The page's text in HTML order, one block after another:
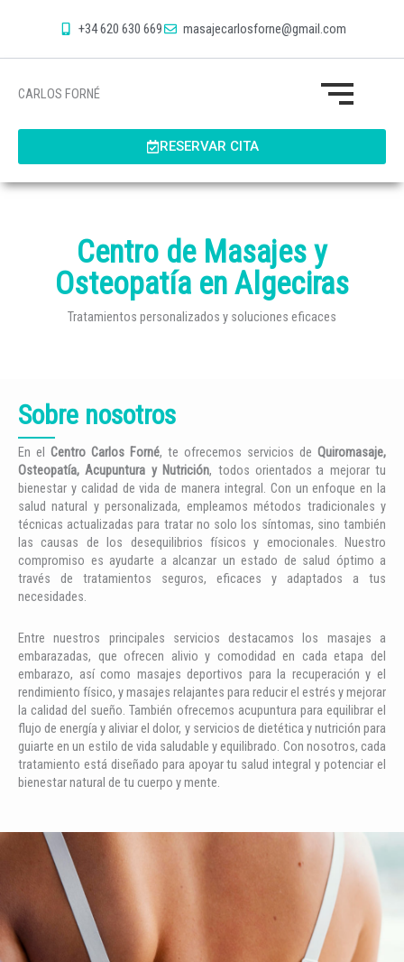
+34 620 630 669 masajecarlosforne@gmail.com
CARLOS FORNÉ
RESERVAR CITA
Quiromasajista
Centro de Masajes y
Osteopatía en Algeciras
Tratamientos personalizados y soluciones eficaces
Sobre nosotros
En el Centro Carlos Forné, te ofrecemos servicios de Quiromasaje,
Osteopatía, Acupuntura y Nutrición, todos orientados a mejorar tu
bienestar y calidad de vida de manera integral. Con un enfoque en la
salud natural y personalizada, empleamos métodos tradicionales y
técnicas actualizadas para tratar no solo los síntomas, sino también
las causas de los desequilibrios físicos y emocionales. Nuestro
compromiso es ayudarte a alcanzar un estado de salud óptimo a
través de tratamientos seguros, eficaces y adaptados a tus
necesidades.
Entre nuestros principales servicios destacamos los masajes a
embarazadas, que ofrecen alivio y comodidad en cada etapa del
embarazo, así como masajes deportivos para la recuperación y el
rendimiento físico, y masajes relajantes para reducir el estrés y mejorar
la calidad del sueño. También ofrecemos acupuntura para equilibrar el
flujo de energía y aliviar el dolor, y servicios de dietética y nutrición para
guiarte en un estilo de vida saludable y equilibrado. Con nosotros, cada
tratamiento está diseñado para apoyar tu salud integral y potenciar el
bienestar natural de tu cuerpo y mente.